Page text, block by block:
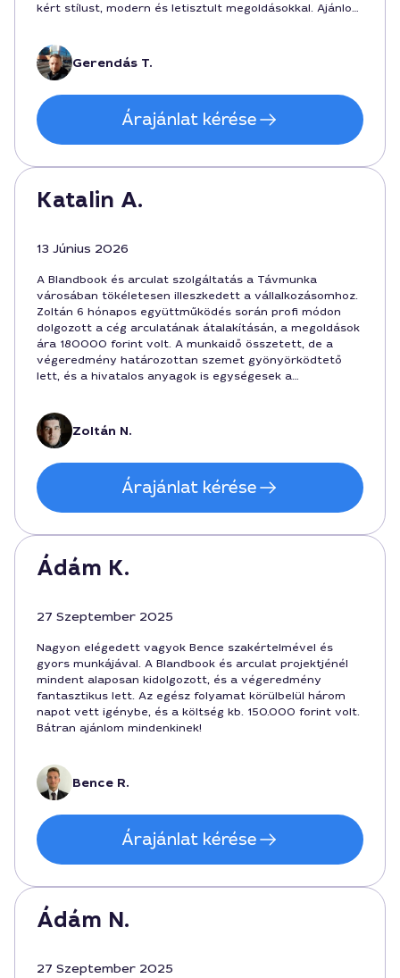
kért stílust, modern és letisztult megoldásokkal. Ajánlom
Gerendás T.
Árajánlat kérése
Katalin A.
13 Június 2026
A Blandbook és arculat szolgáltatás a Távmunka
városában tökéletesen illeszkedett a vállalkozásomhoz.
Zoltán 6 hónapos együttműködés során profi módon
dolgozott a cég arculatának átalakításán, a megoldások
ára 180000 forint volt. A munkaidő összetett, de a
végeredmény határozottan szemet gyönyörködtető
lett, és a hivatalos anyagok is egységesek a
Zoltán N.
Árajánlat kérése
Ádám K.
27 Szeptember 2025
Nagyon elégedett vagyok Bence szakértelmével és
gyors munkájával. A Blandbook és arculat projektjénél
mindent alaposan kidolgozott, és a végeredmény
fantasztikus lett. Az egész folyamat körülbelül három
napot vett igénybe, és a költség kb. 150.000 forint volt.
Bátran ajánlom mindenkinek!
Bence R.
Árajánlat kérése
Ádám N.
27 Szeptember 2025